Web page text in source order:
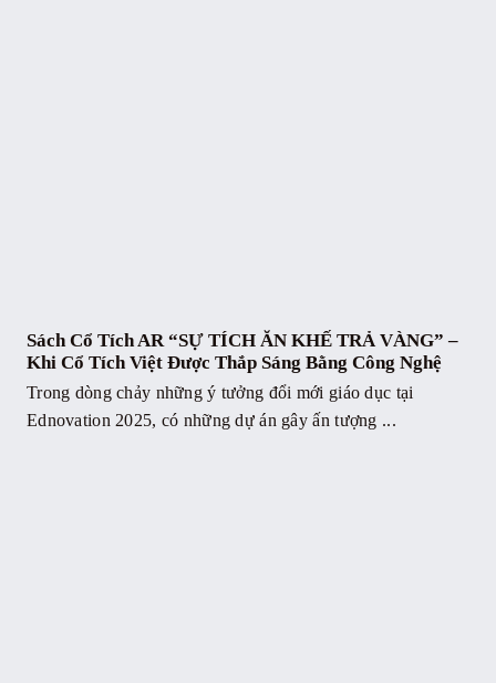
Sách Cổ Tích AR “SỰ TÍCH ĂN KHẾ TRẢ VÀNG” –
Khi Cổ Tích Việt Được Thắp Sáng Bằng Công Nghệ
Trong dòng chảy những ý tưởng đổi mới giáo dục tại
Ednovation 2025, có những dự án gây ấn tượng ...